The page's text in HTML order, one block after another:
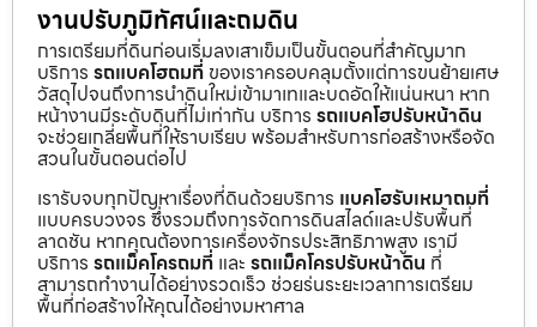
งานปรับภูมิทัศน์และถมดิน
การเตรียมที่ดินก่อนเริ่มลงเสาเข็มเป็นขั้นตอนที่สำคัญมาก
บริการ รถแบคโฮถมที่ ของเราครอบคลุมตั้งแต่การขนย้ายเศษ
วัสดุไปจนถึงการนำดินใหม่เข้ามาเทและบดอัดให้แน่นหนา หาก
หน้างานมีระดับดินที่ไม่เท่ากัน บริการ รถแบคโฮปรับหน้าดิน
จะช่วยเกลี่ยพื้นที่ให้ราบเรียบ พร้อมสำหรับการก่อสร้างหรือจัด
สวนในขั้นตอนต่อไป
เรารับจบทุกปัญหาเรื่องที่ดินด้วยบริการ แบคโฮรับเหมาถมที่
แบบครบวงจร ซึ่งรวมถึงการจัดการดินสไลด์และปรับพื้นที่
ลาดชัน หากคุณต้องการเครื่องจักรประสิทธิภาพสูง เรามี
บริการ รถแม็คโครถมที่ และ รถแม็คโครปรับหน้าดิน ที่
สามารถทำงานได้อย่างรวดเร็ว ช่วยร่นระยะเวลาการเตรียม
พื้นที่ก่อสร้างให้คุณได้อย่างมหาศาล